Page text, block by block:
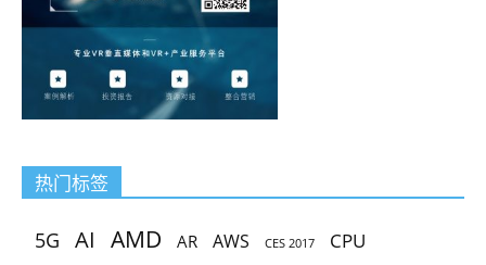
热门标签
5G AI AMD AR AWS CES 2017 CPU